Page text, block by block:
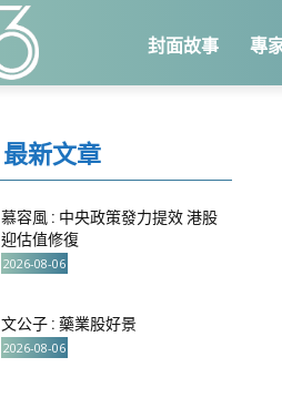
封面故事 專
最新文章
慕容風 : 中央政策發力提效 港股
迎估值修復
2026-08-06
文公子 : 藥業股好景
2026-08-06